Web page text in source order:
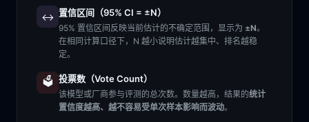
↔️ 置信区间（95% CI = ±N）
95% 置信区间反映当前估计的不确定范围，显示为 ±N。
在相同计算口径下，N 越小说明估计越集中、排名越稳
定。
🗳️ 投票数（Vote Count）
该模型或厂商参与评测的总次数。数量越高，结果的统计
置信度越高、越不容易受单次样本影响而波动。